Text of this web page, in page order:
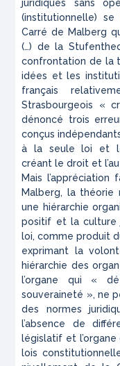
juridiques sans
(institutionnelle)
Carré de Malberg
(…) de la
confrontation de la
idées et les
français
Strasbourgeois «
dénoncé trois
conçus
à la seule loi et le
créant le droit et
Mais l’appréciation
Malberg, la théorie
une hiérarchie
positif et la culture
loi, comme produit
exprimant la
hiérarchie des
l’organe qui «
souveraineté », ne
des normes
l’absence de
législatif et l’organe
lois